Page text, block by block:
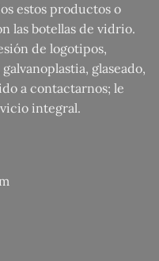
estos productos o
las botellas de vidrio.
de logotipos,
glaseado,
a contactarnos; le
integral.